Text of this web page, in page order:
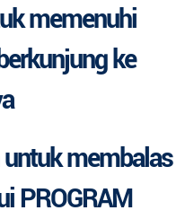
memenuhi
ke
membalas
PROGRAM